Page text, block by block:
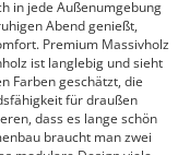
in jede Außenumgebung
Abend genießt,
Premium Massivholz
ist langlebig und sieht
Farben geschätzt, die
für draußen
dass es lange schön
braucht man zwei